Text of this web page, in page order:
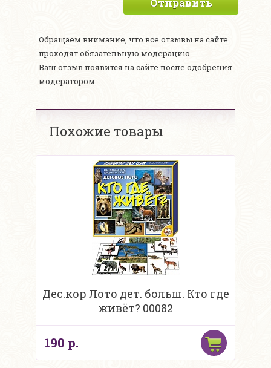
Отправить
Обращаем внимание, что все отзывы на сайте
проходят обязательную модерацию.
Ваш отзыв появится на сайте после одобрения
модератором.
Похожие товары
Дес.кор Лото дет. больш. Кто где
живёт? 00082
190 р.